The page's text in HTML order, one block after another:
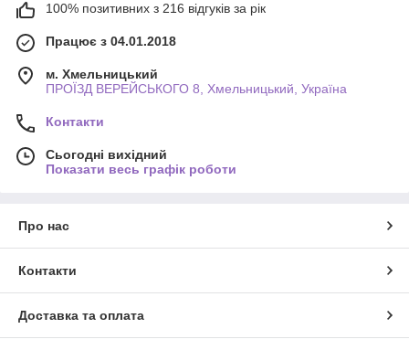
100% позитивних з 216 відгуків за рік
Працює з 04.01.2018
м. Хмельницький
ПРОЇЗД ВЕРЕЙСЬКОГО 8, Хмельницький, Україна
Контакти
Сьогодні вихідний
Показати весь графік роботи
Про нас
Контакти
Доставка та оплата